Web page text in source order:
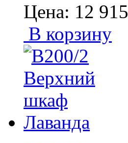
Цена: 12 915
В корзину